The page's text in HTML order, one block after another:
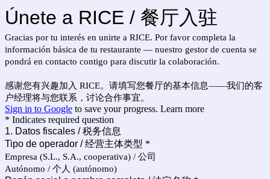
Únete a RICE / 餐厅入驻
Gracias por tu interés en unirte a RICE. Por favor completa la
información básica de tu restaurante — nuestro gestor de cuenta se
pondrá en contacto contigo para discutir la colaboración.
感谢您有兴趣加入 RICE。请填写您餐厅的基本信息——我们的客
户经理将与您联系，讨论合作事宜。
Sign in to Google to save your progress. Learn more
* Indicates required question
1. Datos fiscales / 税务信息
Tipo de operador / 经营主体类型 *
Empresa (S.L., S.A., cooperativa) / 公司
Autónomo / 个人 (autónomo)